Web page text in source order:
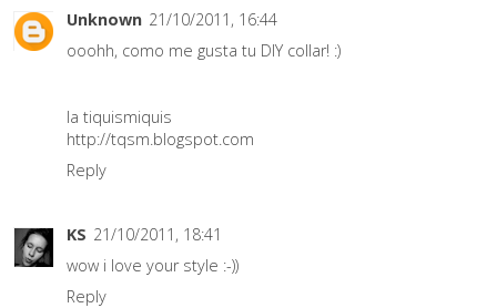
Unknown 21/10/2011, 16:44
ooohh, como me gusta tu DIY collar! :)
la tiquismiquis
http://tqsm.blogspot.com
Reply
KS 21/10/2011, 18:41
wow i love your style :-))
Reply